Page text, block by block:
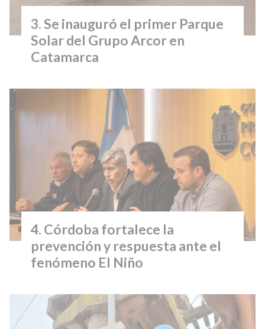
Se inauguró el primer Parque
Solar del Grupo Arcor en
Catamarca
Córdoba fortalece la
prevención y respuesta ante el
fenómeno El Niño